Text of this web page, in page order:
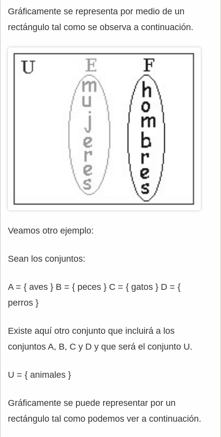
Gráficamente se representa por medio de un
rectángulo tal como se observa a continuación.
Veamos otro ejemplo:
Sean los conjuntos:
A = { aves } B = { peces } C = { gatos } D = {
perros }
Existe aquí otro conjunto que incluirá a los
conjuntos A, B, C y D y que será el conjunto U.
U = { animales }
Gráficamente se puede representar por un
rectángulo tal como podemos ver a continuación.